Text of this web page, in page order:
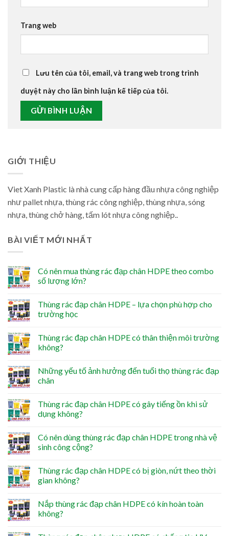
Trang web
Lưu tên của tôi, email, và trang web trong trình
duyệt này cho lần bình luận kế tiếp của tôi.
GIỚI THIỆU
Viet Xanh Plastic là nhà cung cấp hàng đầu nhựa công nghiệp
như pallet nhựa, thùng rác công nghiệp, thùng nhựa, sóng
nhựa, thùng chở hàng, tấm lót nhựa công nghiệp..
BÀI VIẾT MỚI NHẤT
Có nên mua thùng rác đạp chân HDPE theo combo
số lượng lớn?
Thùng rác đạp chân HDPE – lựa chọn phù hợp cho
trường học
Thùng rác đạp chân HDPE có thân thiện môi trường
không?
Những yếu tố ảnh hưởng đến tuổi thọ thùng rác đạp
chân
Thùng rác đạp chân HDPE có gây tiếng ồn khi sử
dụng không?
Có nên dùng thùng rác đạp chân HDPE trong nhà vệ
sinh công cộng?
Thùng rác đạp chân HDPE có bị giòn, nứt theo thời
gian không?
Nắp thùng rác đạp chân HDPE có kín hoàn toàn
không?